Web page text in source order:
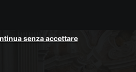
senza accettare